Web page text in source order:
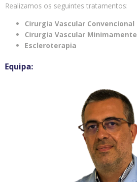
Realizamos os seguintes tratamentos:
Cirurgia Vascular Convencional
Cirurgia Vascular
Escleroterapia